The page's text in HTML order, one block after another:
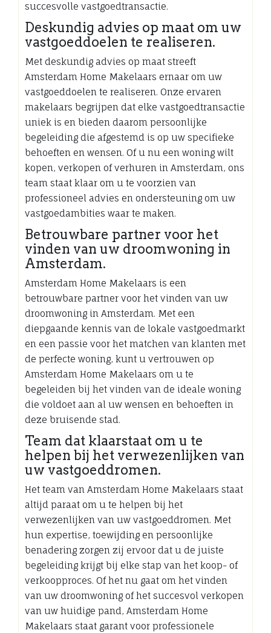
succesvolle vastgoedtransactie.
Deskundig advies op maat om uw
vastgoeddoelen te realiseren.
Met deskundig advies op maat streeft
Amsterdam Home Makelaars ernaar om uw
vastgoeddoelen te realiseren. Onze ervaren
makelaars begrijpen dat elke vastgoedtransactie
uniek is en bieden daarom persoonlijke
begeleiding die afgestemd is op uw specifieke
behoeften en wensen. Of u nu een woning wilt
kopen, verkopen of verhuren in Amsterdam, ons
team staat klaar om u te voorzien van
professioneel advies en ondersteuning om uw
vastgoedambities waar te maken.
Betrouwbare partner voor het
vinden van uw droomwoning in
Amsterdam.
Amsterdam Home Makelaars is een
betrouwbare partner voor het vinden van uw
droomwoning in Amsterdam. Met een
diepgaande kennis van de lokale vastgoedmarkt
en een passie voor het matchen van klanten met
de perfecte woning, kunt u vertrouwen op
Amsterdam Home Makelaars om u te
begeleiden bij het vinden van de ideale woning
die voldoet aan al uw wensen en behoeften in
deze bruisende stad.
Team dat klaarstaat om u te
helpen bij het verwezenlijken van
uw vastgoeddromen.
Het team van Amsterdam Home Makelaars staat
altijd paraat om u te helpen bij het
verwezenlijken van uw vastgoeddromen. Met
hun expertise, toewijding en persoonlijke
benadering zorgen zij ervoor dat u de juiste
begeleiding krijgt bij elke stap van het koop- of
verkoopproces. Of het nu gaat om het vinden
van uw droomwoning of het succesvol verkopen
van uw huidige pand, Amsterdam Home
Makelaars staat garant voor professionele